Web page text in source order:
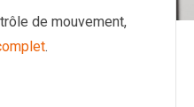
de mouvement,
.